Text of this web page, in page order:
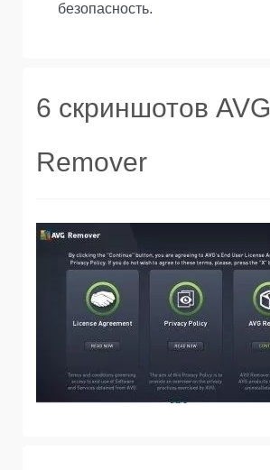
безопасность.
6 скриншотов AVG
Remover